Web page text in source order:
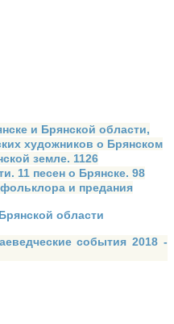
и Брянской области,
художников о Брянском
земле. 1126
11 песен о Брянске. 98
и предания
области
события 2018 -